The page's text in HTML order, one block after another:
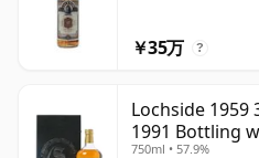
￥35万 ?
Lochside 1959
1991 Bottling
750ml • 57.9%